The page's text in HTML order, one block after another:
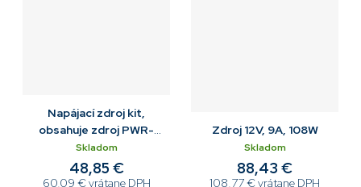
Napájací zdroj kit,
obsahuje zdroj PWR-
BGA12V50W0WW a DC
kábel CBL-DC-388A1-01
Skladom
60,09 € vrátane DPH
48,85 €
Zdroj 12V, 9A, 108W
Skladom
108,77 € vrátane DPH
88,43 €